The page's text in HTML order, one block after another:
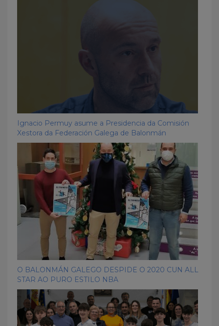
Ignacio Permuy asume a Presidencia da Comisión
Xestora da Federación Galega de Balonmán
O BALONMÁN GALEGO DESPIDE O 2020 CUN ALL
STAR AO PURO ESTILO NBA